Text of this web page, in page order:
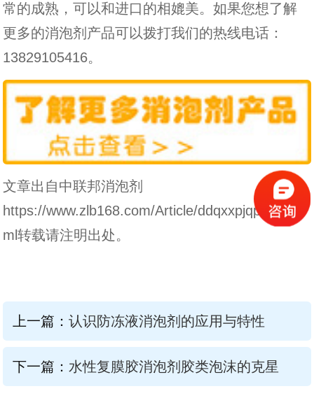
常的成熟，可以和进口的相媲美。如果您想了解
更多的消泡剂产品可以拨打我们的热线电话：
13829105416。
文章出自中联邦消泡剂
https://www.zlb168.com/Article/ddqxxpjqpd_1.ht
ml转载请注明出处。
上一篇： 认识防冻液消泡剂的应用与特性
下一篇： 水性复膜胶消泡剂胶类泡沫的克星